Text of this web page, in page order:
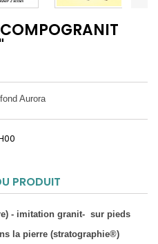
Aurora
PRODUIT
- imitation granit- sur pieds
la pierre (stratographie®)